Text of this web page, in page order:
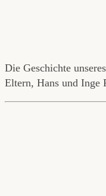
Die Geschichte
Eltern, Hans und Inge